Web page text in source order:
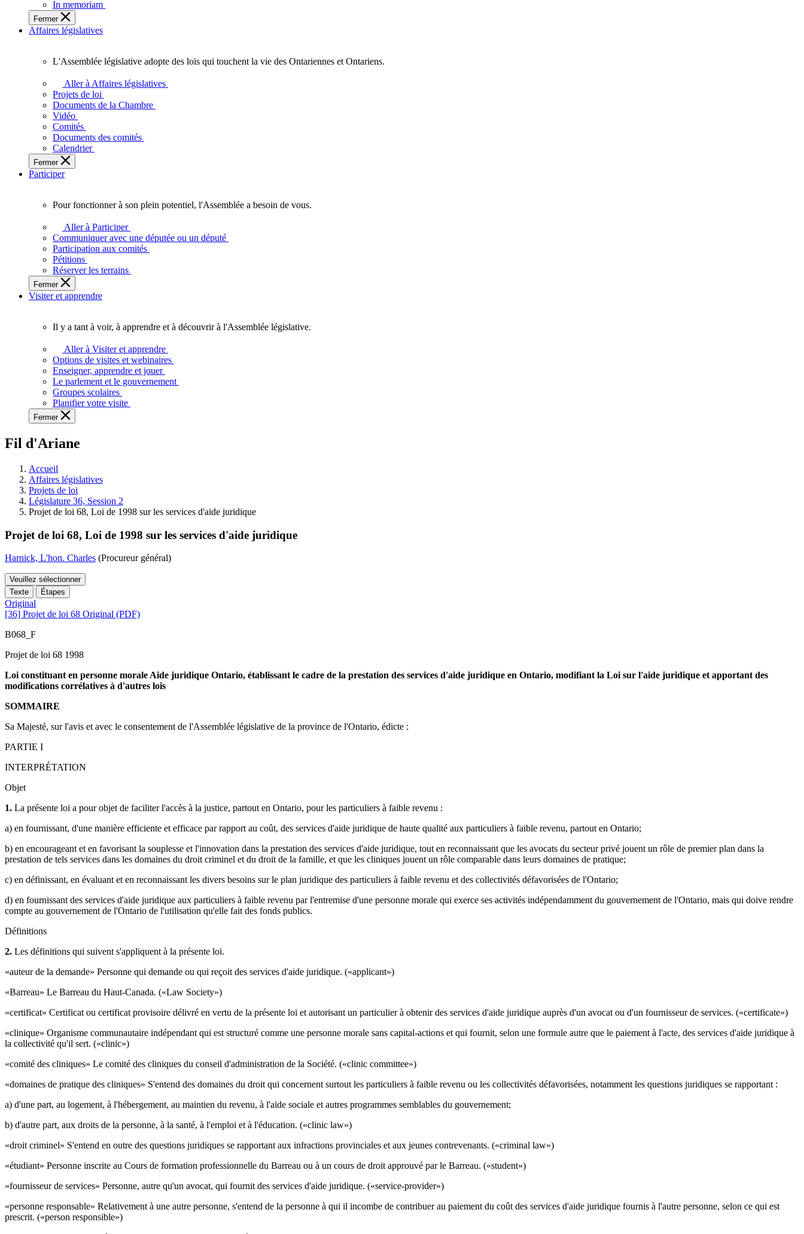
sein
de
l'Assemblée
l'Ontario.
In memoriam
Fermer
Affaires législatives
législative
adopte
touchent
vie
des
Ontariennes
Ontariens.
L'Assemblée législative adopte des lois qui touchent la vie des Ontariennes et Ontariens.
Aller à Affaires législatives
Projets de loi
Documents de la Chambre
Vidéo
Comités
Documents des comités
Calendrier
Fermer
Participer
fonctionner
plein
potentiel,
l'Assemblée
a
besoin
Pour fonctionner à son plein potentiel, l'Assemblée a besoin de vous.
Aller à Participer
Communiquer avec une députée ou un député
Participation aux comités
Pétitions
Réserver les terrains
Fermer
Visiter et apprendre
voir,
apprendre
et
découvrir
l'Assemblée
législative.
Il y a tant à voir, à apprendre et à découvrir à l'Assemblée législative.
Aller à Visiter et apprendre
Options de visites et webinaires
Enseigner, apprendre et jouer
Le parlement et le gouvernement
Groupes scolaires
Planifier votre visite
Fermer
Fil d'Ariane
Accueil
Affaires législatives
Projets de loi
Législature 36, Session 2
Projet de loi 68, Loi de 1998 sur les services d'aide juridique
Projet de loi 68, Loi de 1998 sur les services d'aide juridique
Harnick, L'hon. Charles (Procureur général)
Veuillez sélectionner
Texte
Étapes
Original
[36] Projet de loi 68 Original (PDF)
B068_F
Projet de loi 68 1998
Loi constituant en personne morale Aide juridique Ontario, établissant le cadre de la prestation des services d'aide juridique en Ontario, modifiant la Loi sur l'aide juridique et apportant des
modifications corrélatives à d'autres lois
SOMMAIRE
Sa Majesté, sur l'avis et avec le consentement de l'Assemblée législative de la province de l'Ontario, édicte :
PARTIE I
INTERPRÉTATION
Objet
1. La présente loi a pour objet de faciliter l'accès à la justice, partout en Ontario, pour les particuliers à faible revenu :
a) en fournissant, d'une manière efficiente et efficace par rapport au coût, des services d'aide juridique de haute qualité aux particuliers à faible revenu, partout en Ontario;
b) en encourageant et en favorisant la souplesse et l'innovation dans la prestation des services d'aide juridique, tout en reconnaissant que les avocats du secteur privé jouent un rôle de premier plan dans la
prestation de tels services dans les domaines du droit criminel et du droit de la famille, et que les cliniques jouent un rôle comparable dans leurs domaines de pratique;
c) en définissant, en évaluant et en reconnaissant les divers besoins sur le plan juridique des particuliers à faible revenu et des collectivités défavorisées de l'Ontario;
d) en fournissant des services d'aide juridique aux particuliers à faible revenu par l'entremise d'une personne morale qui exerce ses activités indépendamment du gouvernement de l'Ontario, mais qui doive rendre
compte au gouvernement de l'Ontario de l'utilisation qu'elle fait des fonds publics.
Définitions
2. Les définitions qui suivent s'appliquent à la présente loi.
«auteur de la demande» Personne qui demande ou qui reçoit des services d'aide juridique. («applicant»)
«Barreau» Le Barreau du Haut-Canada. («Law Society»)
«certificat» Certificat ou certificat provisoire délivré en vertu de la présente loi et autorisant un particulier à obtenir des services d'aide juridique auprès d'un avocat ou d'un fournisseur de services. («certificate»)
«clinique» Organisme communautaire indépendant qui est structuré comme une personne morale sans capital-actions et qui fournit, selon une formule autre que le paiement à l'acte, des services d'aide juridique à
la collectivité qu'il sert. («clinic»)
«comité des cliniques» Le comité des cliniques du conseil d'administration de la Société. («clinic committee»)
«domaines de pratique des cliniques» S'entend des domaines du droit qui concernent surtout les particuliers à faible revenu ou les collectivités défavorisées, notamment les questions juridiques se rapportant :
a) d'une part, au logement, à l'hébergement, au maintien du revenu, à l'aide sociale et autres programmes semblables du gouvernement;
b) d'autre part, aux droits de la personne, à la santé, à l'emploi et à l'éducation. («clinic law»)
«droit criminel» S'entend en outre des questions juridiques se rapportant aux infractions provinciales et aux jeunes contrevenants. («criminal law»)
«étudiant» Personne inscrite au Cours de formation professionnelle du Barreau ou à un cours de droit approuvé par le Barreau. («student»)
«fournisseur de services» Personne, autre qu'un avocat, qui fournit des services d'aide juridique. («service-provider»)
«personne responsable» Relativement à une autre personne, s'entend de la personne à qui il incombe de contribuer au paiement du coût des services d'aide juridique fournis à l'autre personne, selon ce qui est
prescrit. («person responsible»)